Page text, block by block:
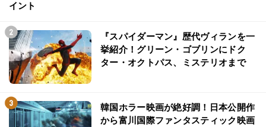
イント
『スパイダーマン』歴代ヴィランを一
挙紹介！グリーン・ゴブリンにドク
ター・オクトパス、ミステリオまで
韓国ホラー映画が絶好調！日本公開作
から富川国際ファンタスティック映画